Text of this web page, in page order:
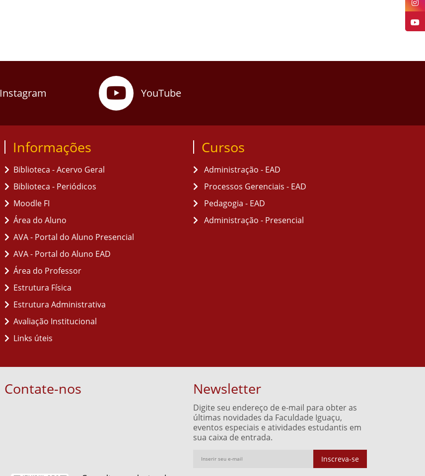
Instagram YouTube
Informações
Biblioteca - Acervo Geral
Biblioteca - Periódicos
Moodle FI
Área do Aluno
AVA - Portal do Aluno Presencial
AVA - Portal do Aluno EAD
Área do Professor
Estrutura Física
Estrutura Administrativa
Avaliação Institucional
Links úteis
Cursos
Administração - EAD
Processos Gerenciais - EAD
Pedagogia - EAD
Administração - Presencial
Contate-nos Newsletter
Digite seu endereço de e-mail para obter as
últimas novidades da Faculdade Iguaçu,
eventos especiais e atividades estudantis em
sua caixa de entrada.
Inscreva-se